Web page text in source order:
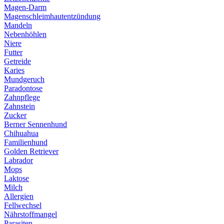
Magen-Darm
Magenschleimhautentzündung
Mandeln
Nebenhöhlen
Niere
Futter
Getreide
Karies
Mundgeruch
Paradontose
Zahnpflege
Zahnstein
Zucker
Berner Sennenhund
Chihuahua
Familienhund
Golden Retriever
Labrador
Mops
Laktose
Milch
Allergien
Fellwechsel
Nährstoffmangel